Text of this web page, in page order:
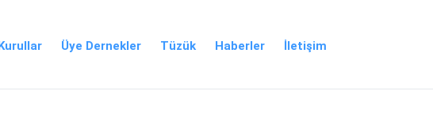
Üye Dernekler Tüzük Haberler İletişim